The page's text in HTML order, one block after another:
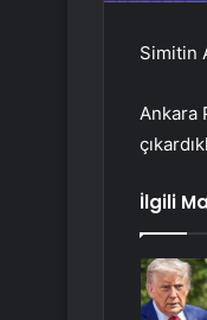
Simitin
Ankara
İlgili